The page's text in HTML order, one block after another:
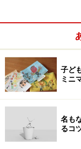
子ど
ミニ
名も
るコ